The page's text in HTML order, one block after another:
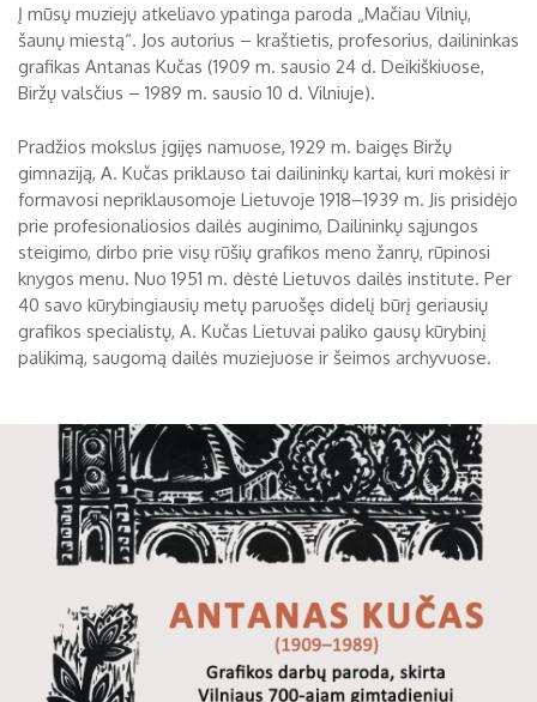
Religijos
Biržai XIX a.
Biržai XX a.
RUGPJŪTIS2026
1
3
4 5 6 7 8
9
10
11 12 13 14 15
17
18 19 20 21 22
24
25 26 27 28 29
Į mūsų muziejų atkeliavo ypatinga paroda „Mačiau Vilnių,
šaunų miestą“. Jos autorius – kraštietis, profesorius, dailininkas
grafikas Antanas Kučas (1909 m. sausio 24 d. Deikiškiuose,
Biržų valsčius – 1989 m. sausio 10 d. Vilniuje).
Pradžios mokslus įgijęs namuose, 1929 m. baigęs Biržų
gimnaziją, A. Kučas priklauso tai dailininkų kartai, kuri mokėsi ir
formavosi nepriklausomoje Lietuvoje 1918–1939 m. Jis prisidėjo
prie profesionaliosios dailės auginimo, Dailininkų sąjungos
steigimo, dirbo prie visų rūšių grafikos meno žanrų, rūpinosi
knygos menu. Nuo 1951 m. dėstė Lietuvos dailės institute. Per
40 savo kūrybingiausių metų paruošęs didelį būrį geriausių
grafikos specialistų, A. Kučas Lietuvai paliko gausų kūrybinį
palikimą, saugomą dailės muziejuose ir šeimos archyvuose.